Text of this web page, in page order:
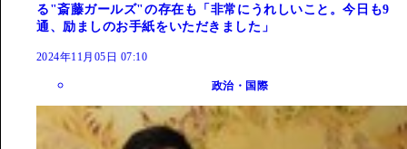
る"斎藤ガールズ"の存在も「非常にうれしいこと。今日も9
通、励ましのお手紙をいただきました」
2024年11月05日 07:10
政治・国際